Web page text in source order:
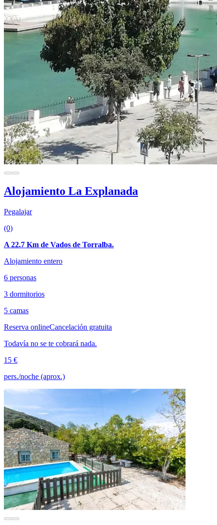
Alojamiento La Explanada
Pegalajar
(0)
A 22.7 Km de Vados de Torralba.
Alojamiento entero
6 personas
3 dormitorios
5 camas
Reserva onlineCancelación gratuita
Todavía no se te cobrará nada.
15 €
pers./noche (aprox.)